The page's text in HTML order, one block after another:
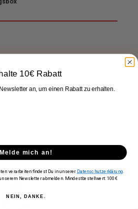
2,00 €
10€ Rabatt
an, um einen Rabatt zu erhalten.
Melde mich an!
verarbeiten findest Du in unserer Datenschutzerklärung
Newsletter abmelden. Mindestbestellwert: 100€
NEIN, DANKE.